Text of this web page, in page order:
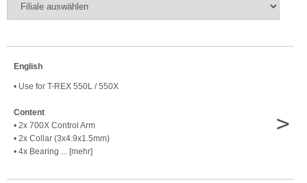
English
• Use for T-REX 550L / 550X
Content
• 2x 700X Control Arm
• 2x Collar (3x4.9x1.5mm)
• 4x Bearing ... [mehr]
>